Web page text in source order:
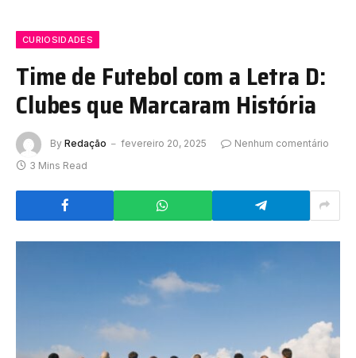
CURIOSIDADES
Time de Futebol com a Letra D:
Clubes que Marcaram História
By Redação fevereiro 20, 2025
Nenhum comentário
3 Mins Read